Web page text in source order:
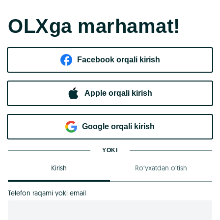
OLXga marhamat!
Facebook orqali kirish​
Apple orqali kirish
Goo​g​le orqali kirish
YOKI
Kirish Ro‘yxatdan o‘tish
Telefon raqami yoki email